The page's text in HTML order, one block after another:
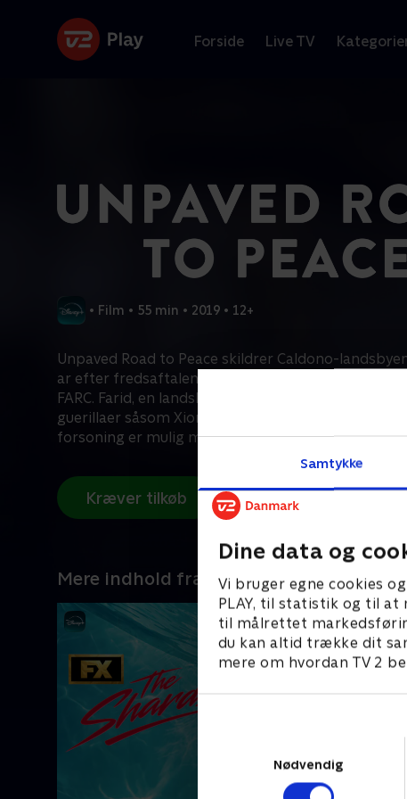
Samtykke
Dine data og
Vi bruger egne cookies
PLAY, til statistik og til at
til målrettet
du kan altid trække dit
mere om hvordan TV 2
Nødvendig
Forside Live TV
• Film • 55 min • 2019 • 12+
Unpaved Road to Peace skildrer Caldono-
ar efter fredsaftalen fra 2016 mellem Colombias
FARC. Farid, en landsbyleder, mægler mellem lokale
guerillaer såsom Xiomara og Humberto og
forsoning er mulig midt i mistilliden.
Kræver tilkøb
Mere indhold fra Disney+